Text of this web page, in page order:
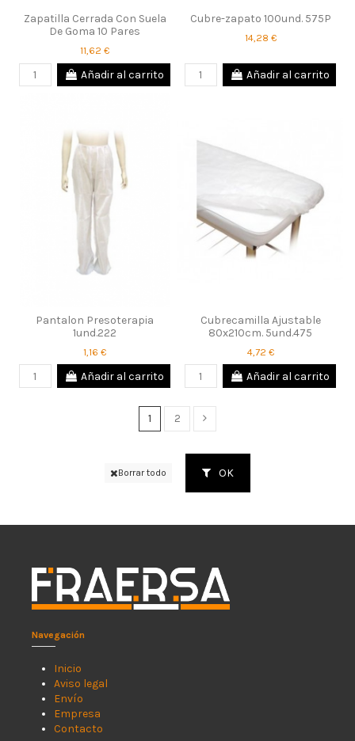
Zapatilla Cerrada Con Suela
De Goma 10 Pares
11,62 €
Añadir al carrito
Cubre-zapato 100und. 575P
14,28 €
Añadir al carrito
Pantalon Presoterapia
1und.222
1,16 €
Añadir al carrito
Cubrecamilla Ajustable
80x210cm. 5und.475
4,72 €
Añadir al carrito
1 2
Borrar todo OK
Navegación
Inicio
Aviso legal
Envío
Empresa
Contacto